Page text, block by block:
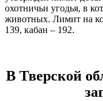
охотничьи угодья, в
животных. Лимит на
139, кабан – 192.
В Тверской